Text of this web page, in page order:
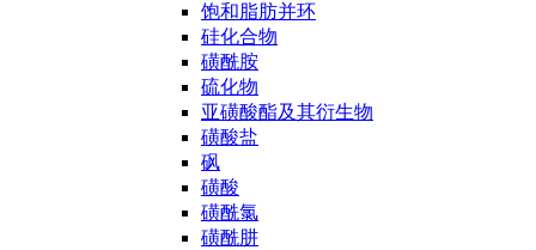
饱和脂肪并环
硅化合物
磺酰胺
硫化物
亚磺酸酯及其衍生物
磺酸盐
砜
磺酸
磺酰氯
磺酰肼